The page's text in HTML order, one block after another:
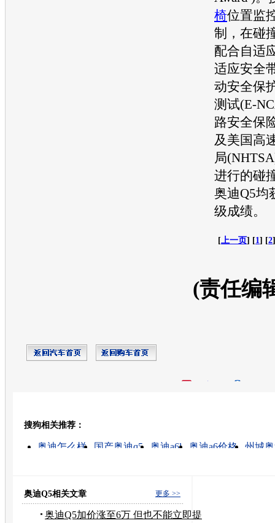
椅位置监
制，在碰
配合自适
适应安全
动安全保
测试(E-
路安全保
及美国高
局
进行的碰
奥迪Q5均
级成绩。
[ 上一页] [1 ] [2
(责任编
搜狗相关推荐：
奥迪怎么样 国产奥迪q5 奥迪a6l 奥迪a6价格
州城
更多 >>
奥迪Q5相关文章
奥迪Q5加价涨至6万 但也不能立即提